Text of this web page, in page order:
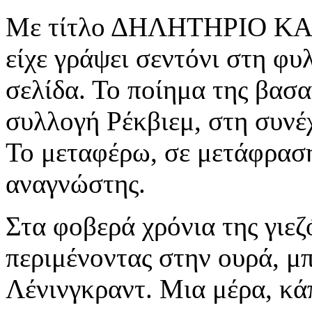
Με τίτλο ΔΗΛΗΤΗΡΙΟ
είχε γράψει σεντόνι στη
σελίδα. Το ποίημα της
συλλογή Ρέκβιεμ, στη
Το μεταφέρω, σε
αναγνώστης.
Στα φοβερά χρόνια της
περιμένοντας στην ουρά,
Λένινγκραντ. Μια μέρα,